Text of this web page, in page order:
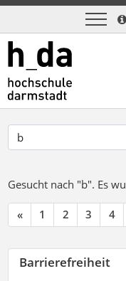
Gesucht nach "b". Es
« 1 2 3 4
Barrierefreiheit